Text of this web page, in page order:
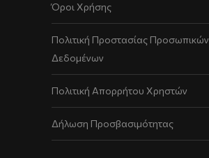
Όροι Χρήσης
Πολιτική Προστασίας Προσωπικών
Δεδομένων
Πολιτική Απορρήτου Χρηστών
Δήλωση Προσβασιμότητας